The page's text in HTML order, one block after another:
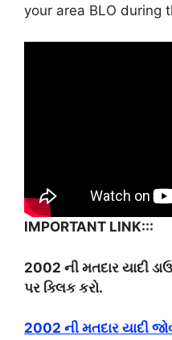
your area BLO during
IMPORTANT LINK:::
2002 ની મતદાર યાદી
પર ક્લિક કરો.
2002 ની મતદાર યાદી